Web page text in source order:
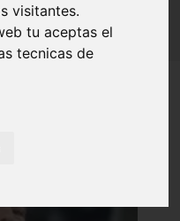
visitantes.
tu aceptas el
tecnicas de